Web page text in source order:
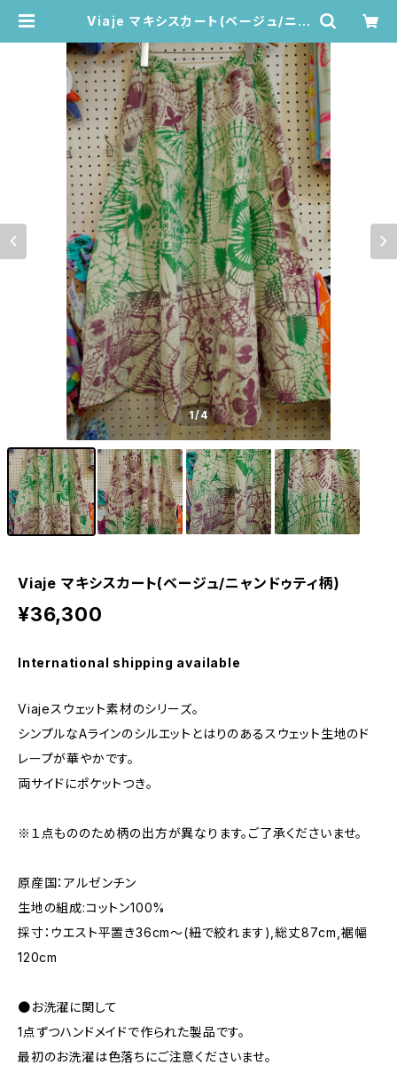
Viaje マキシスカート(ベージュ/ニャ
1/4
Viaje マキシスカート(ベージュ/ニャンドゥティ柄)
¥36,300
International shipping available
Viajeスウェット素材のシリーズ。
シンプルなAラインのシルエットとはりのあるスウェット生地のド
レープが華やかです。
両サイドにポケットつき。
※１点もののため柄の出方が異なります。ご了承くださいませ。
原産国：アルゼンチン
生地の組成:コットン100%
採寸：ウエスト平置き36cm～(紐で絞れます),総丈87cm,裾幅
120cm
●お洗濯に関して
1点ずつハンドメイドで作られた製品です。
最初のお洗濯は色落ちにご注意くださいませ。